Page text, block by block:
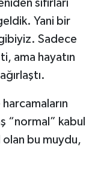
sıfırları
Yani bir
Sadece
ama hayatın
“normal” kabul
olan bu muydu,